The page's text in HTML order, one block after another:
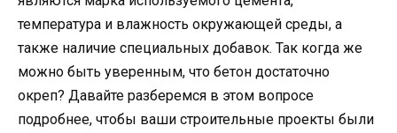
температура и влажность окружающей среды, а
также наличие специальных добавок. Так когда же
можно быть уверенным, что бетон достаточно
окреп? Давайте разберемся в этом вопросе
подробнее, чтобы ваши строительные проекты были